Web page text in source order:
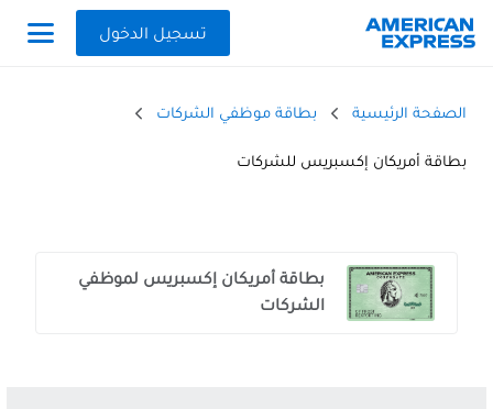
تسجيل الدخول
الصفحة الرئيسية بطاقة موظفي الشركات
بطاقة أمريكان إكسبريس للشركات
Carousel
بطاقة أمريكان إكسبريس لموظفي
الشركات